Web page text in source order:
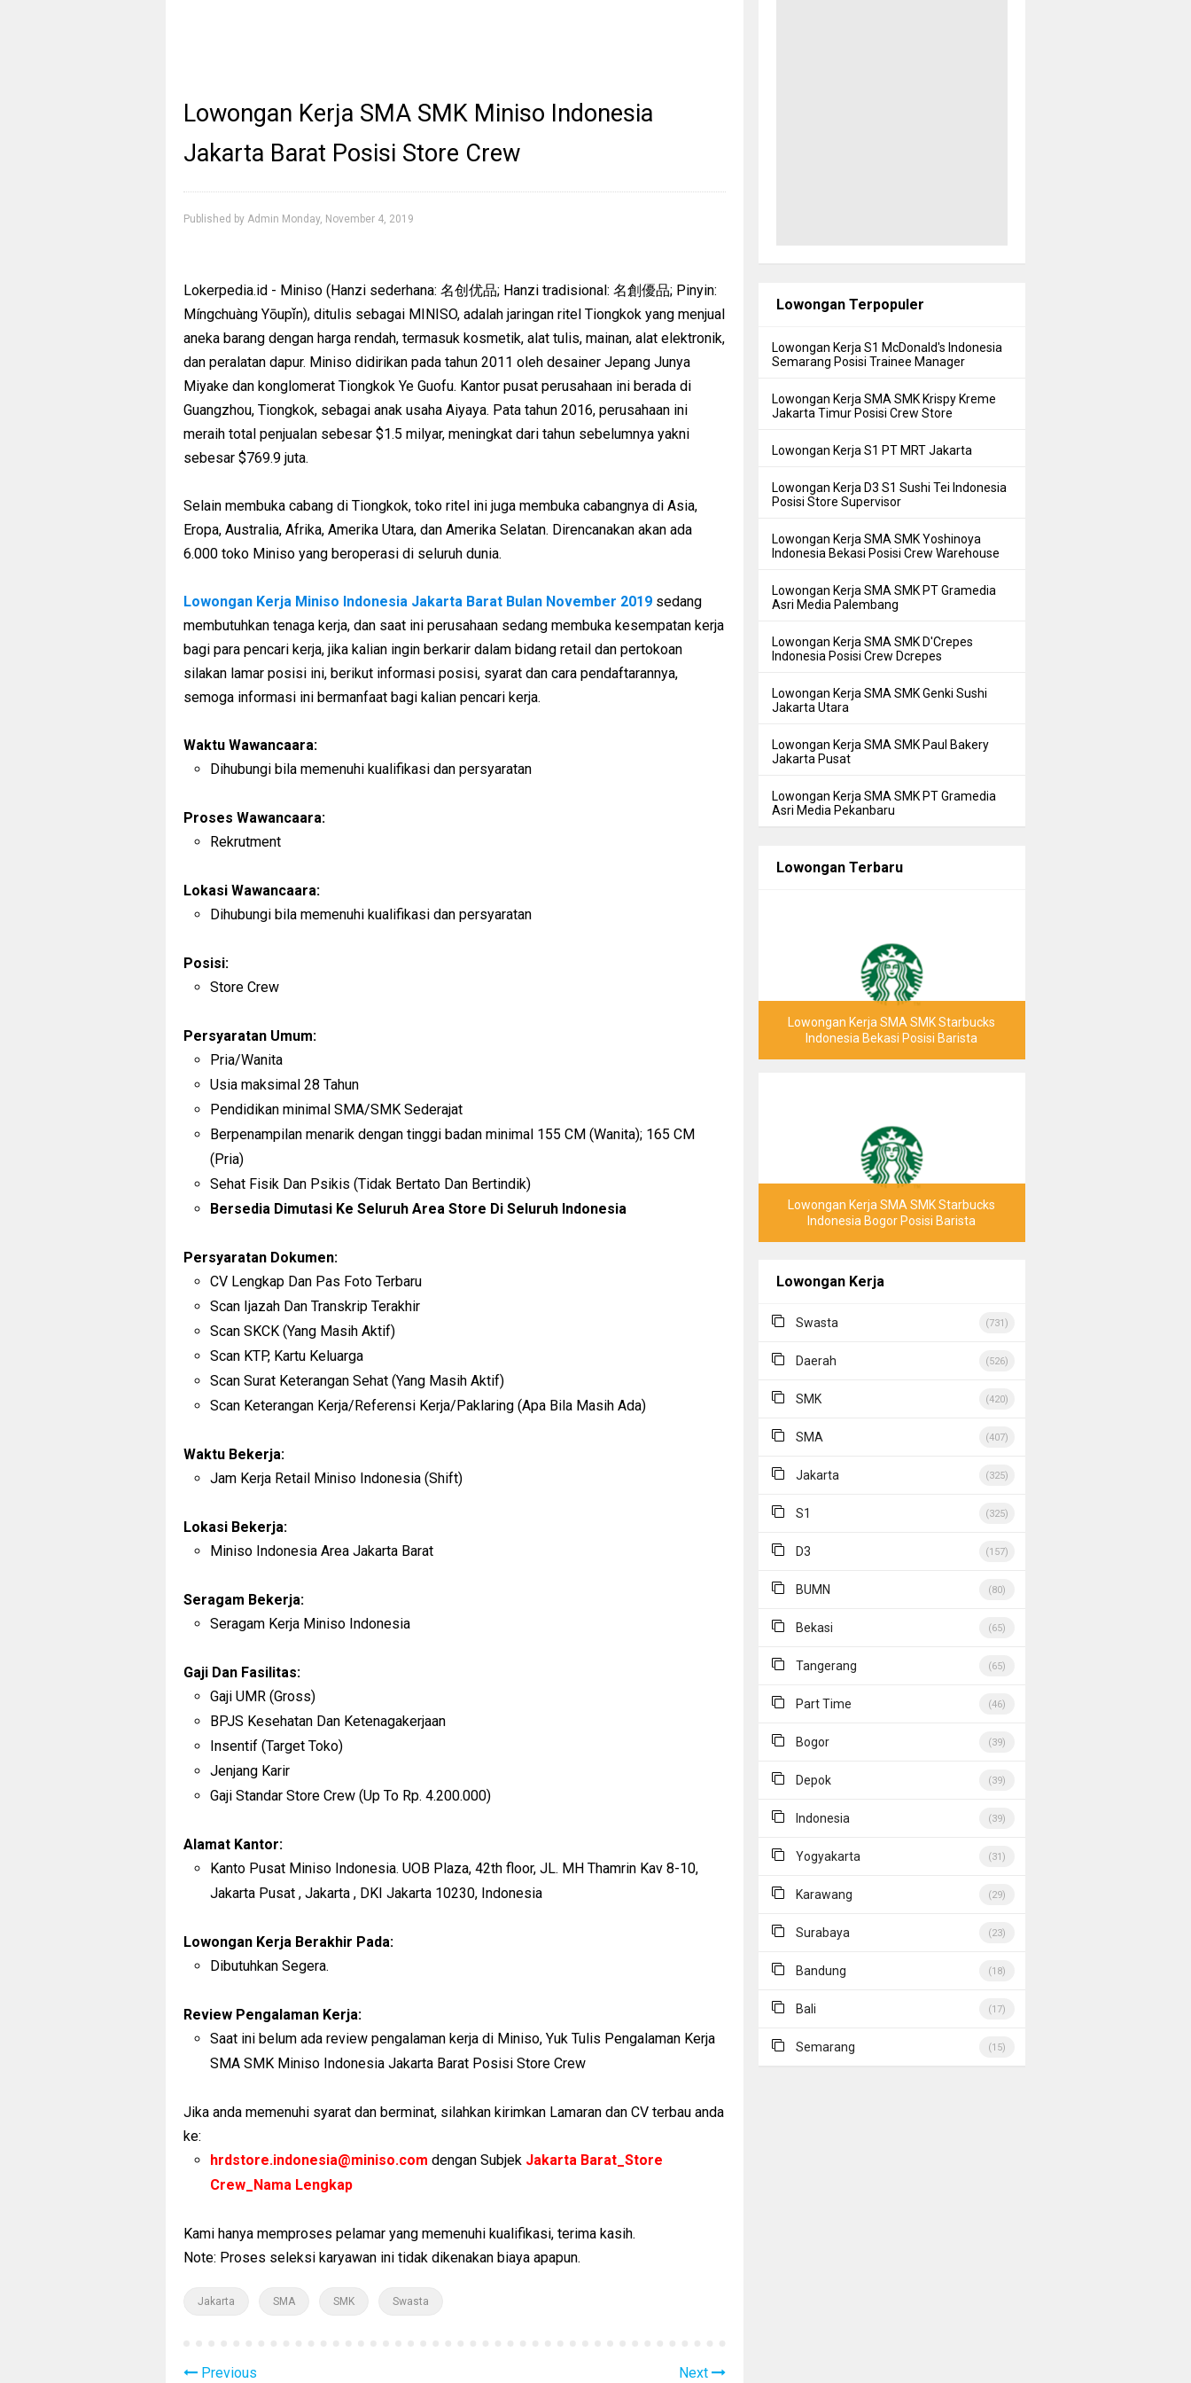
Lowongan Kerja SMA SMK Miniso Indonesia
Jakarta Barat Posisi Store Crew
Published by Admin Monday, November 4, 2019
Lokerpedia.id - Miniso (Hanzi sederhana: 名创优品; Hanzi tradisional: 名創優品; Pinyin:
Míngchuàng Yōupǐn), ditulis sebagai MINISO, adalah jaringan ritel Tiongkok yang menjual
aneka barang dengan harga rendah, termasuk kosmetik, alat tulis, mainan, alat elektronik,
dan peralatan dapur. Miniso didirikan pada tahun 2011 oleh desainer Jepang Junya
Miyake dan konglomerat Tiongkok Ye Guofu. Kantor pusat perusahaan ini berada di
Guangzhou, Tiongkok, sebagai anak usaha Aiyaya. Pata tahun 2016, perusahaan ini
meraih total penjualan sebesar $1.5 milyar, meningkat dari tahun sebelumnya yakni
sebesar $769.9 juta.
Selain membuka cabang di Tiongkok, toko ritel ini juga membuka cabangnya di Asia,
Eropa, Australia, Afrika, Amerika Utara, dan Amerika Selatan. Direncanakan akan ada
6.000 toko Miniso yang beroperasi di seluruh dunia.
Lowongan Kerja Miniso Indonesia Jakarta Barat Bulan November 2019 sedang
membutuhkan tenaga kerja, dan saat ini perusahaan sedang membuka kesempatan kerja
bagi para pencari kerja, jika kalian ingin berkarir dalam bidang retail dan pertokoan
silakan lamar posisi ini, berikut informasi posisi, syarat dan cara pendaftarannya,
semoga informasi ini bermanfaat bagi kalian pencari kerja.
Waktu Wawancaara:
Dihubungi bila memenuhi kualifikasi dan persyaratan
Proses Wawancaara:
Rekrutment
Lokasi Wawancaara:
Dihubungi bila memenuhi kualifikasi dan persyaratan
Posisi:
Store Crew
Persyaratan Umum:
Pria/Wanita
Usia maksimal 28 Tahun
Pendidikan minimal SMA/SMK Sederajat
Berpenampilan menarik dengan tinggi badan minimal 155 CM (Wanita); 165 CM
(Pria)
Sehat Fisik Dan Psikis (Tidak Bertato Dan Bertindik)
Bersedia Dimutasi Ke Seluruh Area Store Di Seluruh Indonesia
Persyaratan Dokumen:
CV Lengkap Dan Pas Foto Terbaru
Scan Ijazah Dan Transkrip Terakhir
Scan SKCK (Yang Masih Aktif)
Scan KTP, Kartu Keluarga
Scan Surat Keterangan Sehat (Yang Masih Aktif)
Scan Keterangan Kerja/Referensi Kerja/Paklaring (Apa Bila Masih Ada)
Waktu Bekerja:
Jam Kerja Retail Miniso Indonesia (Shift)
Lokasi Bekerja:
Miniso Indonesia Area Jakarta Barat
Seragam Bekerja:
Seragam Kerja Miniso Indonesia
Gaji Dan Fasilitas:
Gaji UMR (Gross)
BPJS Kesehatan Dan Ketenagakerjaan
Insentif (Target Toko)
Jenjang Karir
Gaji Standar Store Crew (Up To Rp. 4.200.000)
Alamat Kantor:
Kanto Pusat Miniso Indonesia. UOB Plaza, 42th floor, JL. MH Thamrin Kav 8-10,
Jakarta Pusat , Jakarta , DKI Jakarta 10230, Indonesia
Lowongan Kerja Berakhir Pada:
Dibutuhkan Segera.
Review Pengalaman Kerja:
Saat ini belum ada review pengalaman kerja di Miniso, Yuk Tulis Pengalaman Kerja
SMA SMK Miniso Indonesia Jakarta Barat Posisi Store Crew
Jika anda memenuhi syarat dan berminat, silahkan kirimkan Lamaran dan CV terbau anda
ke:
hrdstore.indonesia@miniso.com dengan Subjek Jakarta Barat_Store
Crew_Nama Lengkap
Kami hanya memproses pelamar yang memenuhi kualifikasi, terima kasih.
Note: Proses seleksi karyawan ini tidak dikenakan biaya apapun.
Jakarta SMA SMK Swasta
Next
Previous
Lowongan Terpopuler
Lowongan Kerja S1 McDonald's Indonesia
Semarang Posisi Trainee Manager
Lowongan Kerja SMA SMK Krispy Kreme
Jakarta Timur Posisi Crew Store
Lowongan Kerja S1 PT MRT Jakarta
Lowongan Kerja D3 S1 Sushi Tei Indonesia
Posisi Store Supervisor
Lowongan Kerja SMA SMK Yoshinoya
Indonesia Bekasi Posisi Crew Warehouse
Lowongan Kerja SMA SMK PT Gramedia
Asri Media Palembang
Lowongan Kerja SMA SMK D'Crepes
Indonesia Posisi Crew Dcrepes
Lowongan Kerja SMA SMK Genki Sushi
Jakarta Utara
Lowongan Kerja SMA SMK Paul Bakery
Jakarta Pusat
Lowongan Kerja SMA SMK PT Gramedia
Asri Media Pekanbaru
Lowongan Terbaru
Lowongan Kerja SMA SMK Starbucks
Indonesia Bekasi Posisi Barista
Lowongan Kerja SMA SMK Starbucks
Indonesia Bogor Posisi Barista
Lowongan Kerja
Swasta (731)
Daerah (526)
SMK (420)
SMA (407)
Jakarta (325)
S1 (325)
D3 (157)
BUMN (80)
Bekasi (65)
Tangerang (65)
Part Time (46)
Bogor (39)
Depok (39)
Indonesia (39)
Yogyakarta (31)
Karawang (29)
Surabaya (23)
Bandung (18)
Bali (17)
Semarang (15)